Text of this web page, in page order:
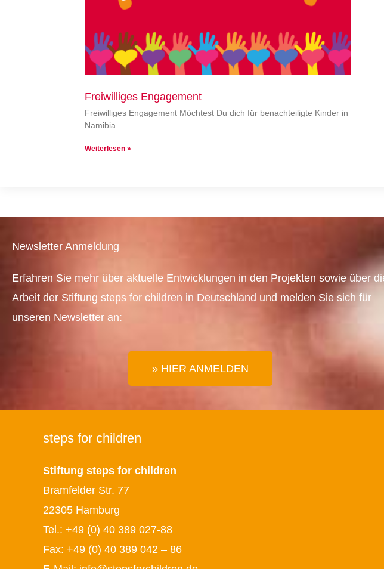
Freiwilliges Engagement
Freiwilliges Engagement Möchtest Du dich für benachteiligte Kinder in
Namibia
Weiterlesen »
Newsletter Anmeldung
Erfahren Sie mehr über aktuelle Entwicklungen in den Projekten sowie über
Arbeit der Stiftung steps for children in Deutschland und melden Sie sich für
unseren Newsletter an:
» HIER ANMELDEN
steps for children
Stiftung steps for children
Bramfelder Str. 77
22305 Hamburg
Tel.: +49 (0) 40 389 027-88
Fax: +49 (0) 40 389 042 – 86